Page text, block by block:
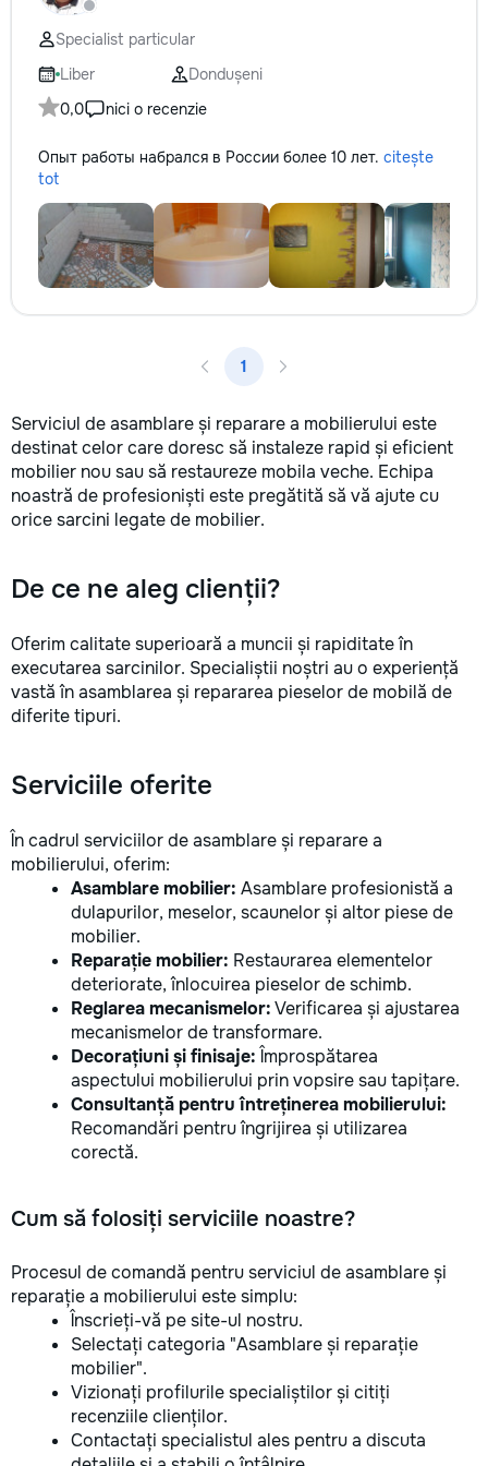
технологии. Доверьте нам
заботу о вашем автомобиле, и
он будет радовать вас долгие
годы.
обслуживание
замена петель,
замков. • Ремонт
поклейка обоев,
трещин, замена
мелкие
Благоустройство
выбирают нас? •
внимание к
заботимся о
Удобство —
за помощью —
задачу быстро и
Specialist particular
Liber
Dondușeni
0,0
nici o recenzie
Опыт работы набрался в России более 10 лет. citește
tot
1
Serviciul de asamblare și reparare a mobilierului este
destinat celor care doresc să instaleze rapid și eficient
mobilier nou sau să restaureze mobila veche. Echipa
noastră de profesioniști este pregătită să vă ajute cu
orice sarcini legate de mobilier.
De ce ne aleg clienții?
Oferim calitate superioară a muncii și rapiditate în
executarea sarcinilor. Specialiștii noștri au o experiență
vastă în asamblarea și repararea pieselor de mobilă de
diferite tipuri.
Serviciile oferite
În cadrul serviciilor de asamblare și reparare a
mobilierului, oferim:
Asamblare mobilier: Asamblare profesionistă a
dulapurilor, meselor, scaunelor și altor piese de
mobilier.
Reparație mobilier: Restaurarea elementelor
deteriorate, înlocuirea pieselor de schimb.
Reglarea mecanismelor:Verificarea și ajustarea
mecanismelor de transformare.
Decorațiuni și finisaje: Împrospătarea
aspectului mobilierului prin vopsire sau tapițare.
Consultanță pentru întreținerea mobilierului:
Recomandări pentru îngrijirea și utilizarea
corectă.
Cum să folosiți serviciile noastre?
Procesul de comandă pentru serviciul de asamblare și
reparație a mobilierului este simplu:
Înscrieți-vă pe site-ul nostru.
Selectați categoria "Asamblare și reparație
mobilier".
Vizionați profilurile specialiștilor și citiți
recenziile clienților.
Contactați specialistul ales pentru a discuta